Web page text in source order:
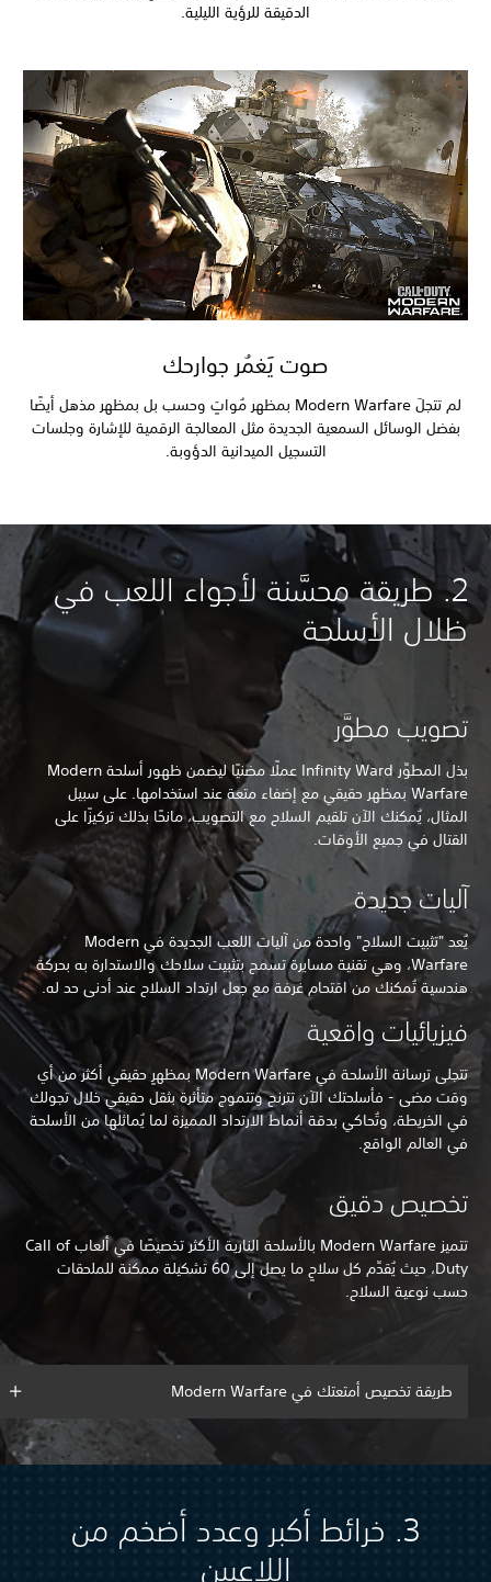
الدقيقة للرؤية الليلية.
صوت يَغمُر جوارحك
لم تتجلَ Modern Warfare بمظهر مُواتٍ وحسب بل بمظهر مذهل أيضًا
بفضل الوسائل السمعية الجديدة مثل المعالجة الرقمية للإشارة وجلسات
التسجيل الميدانية الدؤوبة.
2. طريقة محسَّنة لأجواء اللعب في
ظلال الأسلحة
تصويب مطوَّر
بذل المطوِّر Infinity Ward عملًا مضنيًا ليضمن ظهور أسلحة Modern
Warfare بمظهر حقيقي مع إضفاء متعة عند استخدامها. على سبيل
المثال، يُمكنك الآن تلقيم السلاح مع التصويب، مانحًا بذلك تركيزًا على
القتال في جميع الأوقات.
آليات جديدة
يُعد "تثبيت السلاح" واحدة من آليات اللعب الجديدة في Modern
Warfare، وهي تقنية مسايرة تسمح بتثبيت سلاحك والاستدارة به بحركة
هندسية تُمكنك من اقتحام غرفة مع جعل ارتداد السلاح عند أدنى حد له.
فيزيائيات واقعية
تتجلى ترسانة الأسلحة في Modern Warfare بمظهرٍ حقيقي أكثر من أي
وقت مضى - فأسلحتك الآن تترنح وتتموج متأثرة بثقل حقيقي خلال تجولك
في الخريطة، وتُحاكي بدقة أنماط الارتداد المميزة لما يُماثلها من الأسلحة
في العالم الواقع.
تخصيص دقيق
تتميز Modern Warfare بالأسلحة النارية الأكثر تخصيصًا في ألعاب Call of
Duty، حيث يُقدِّم كل سلاحٍ ما يصل إلى 60 تشكيلة ممكنة للملحقات
حسب نوعية السلاح.
طريقة تخصيص أمتعتك في Modern Warfare
3. خرائط أكبر وعدد أضخم من
اللاعبين